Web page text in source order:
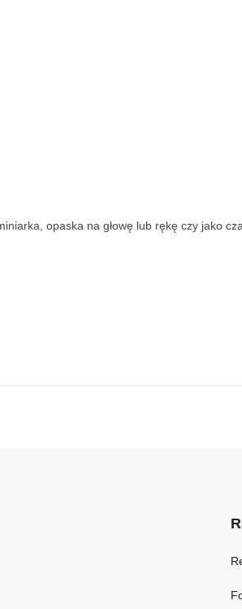
opaska na głowę lub rękę czy jako